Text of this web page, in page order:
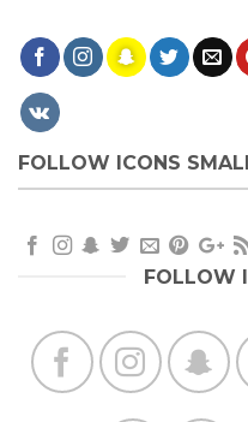
FOLLOW ICONS
FOLLOW